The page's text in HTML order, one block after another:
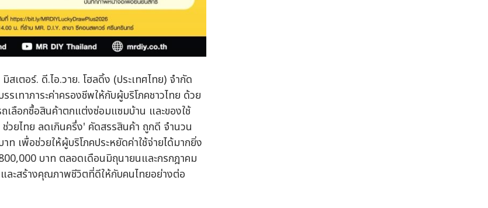
ตอร์. ดี.ไอ.วาย. โฮลดิ้ง (ประเทศไทย) จำกัด
เทาภาระค่าครองชีพให้กับผู้บริโภคชาวไทย ด้วย
เลือกซื้อสินค้าตกแต่งซ่อมแซมบ้าน และของใช้
วยไทย ลดเกินครึ่ง' คัดสรรสินค้า ถูกดี จำนวน
เพื่อช่วยให้ผู้บริโภคประหยัดค่าใช้จ่ายได้มากยิ่ง
บาท ตลอดเดือนมิถุนายนและกรกฎาคม
ะสร้างคุณภาพชีวิตที่ดีให้กับคนไทยอย่างต่อ